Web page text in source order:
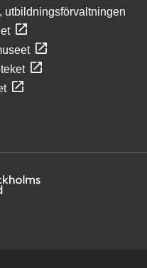
utbildningsförvaltningen